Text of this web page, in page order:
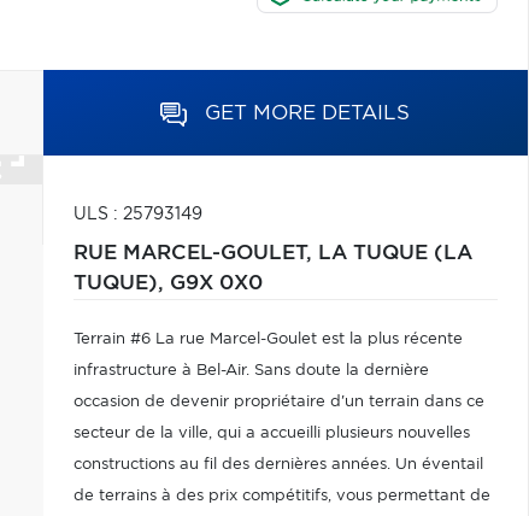
GET MORE DETAILS
ULS : 25793149
RUE MARCEL-GOULET, LA TUQUE (LA
TUQUE), G9X 0X0
Terrain #6 La rue Marcel-Goulet est la plus récente
infrastructure à Bel-Air. Sans doute la dernière
occasion de devenir propriétaire d'un terrain dans ce
secteur de la ville, qui a accueilli plusieurs nouvelles
constructions au fil des dernières années. Un éventail
de terrains à des prix compétitifs, vous permettant de